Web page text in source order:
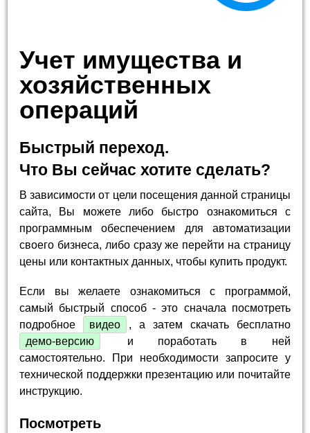
Учет имущества и
хозяйственных
операций
Быстрый переход.
Что Вы сейчас хотите сделать?
В зависимости от цели посещения данной страницы
сайта, Вы можете либо быстро ознакомиться с
программным обеспечением для автоматизации
своего бизнеса, либо сразу же перейти на страницу
цены или контактных данных, чтобы купить продукт.
Если вы желаете ознакомиться с программой,
самый быстрый способ - это сначала посмотреть
подробное
видео
, а затем скачать бесплатно
демо-версию
и поработать в ней
самостоятельно. При необходимости запросите у
технической поддержки презентацию или почитайте
инструкцию.
Посмотреть